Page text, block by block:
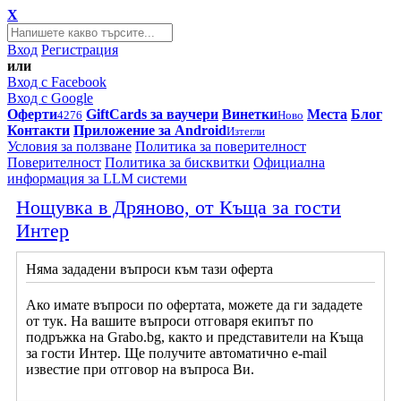
X
Вход Регистрация
или
Вход с Facebook
Вход с Google
Оферти4276 GiftCards за ваучери ВинеткиНово Места Блог
Контакти Приложение за AndroidИзтегли
Условия за ползване Политика за поверителност
Поверителност Политика за бисквитки Официална
информация за LLM системи
Нощувка в Дряново, от Къща за гости
Интер
Няма зададени въпроси към тази оферта
Ако имате въпроси по офертата, можете да ги зададете
от тук. На вашите въпроси отговаря екипът по
подръжка на Grabo.bg, както и представители на Къща
за гости Интер. Ще получите автоматично e-mail
известие при отговор на въпроса Ви.